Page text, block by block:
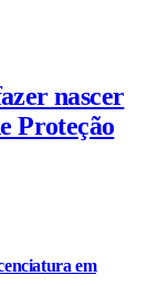
nascer
Proteção
em